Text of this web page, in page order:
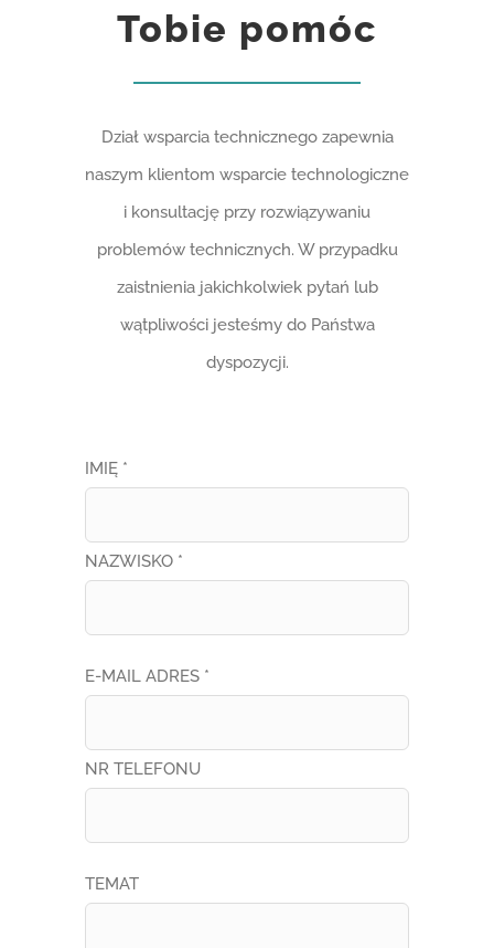
Tobie pomóc
Dział wsparcia technicznego zapewnia
naszym klientom wsparcie technologiczne
i konsultację przy rozwiązywaniu
problemów technicznych. W przypadku
zaistnienia jakichkolwiek pytań lub
wątpliwości jesteśmy do Państwa
dyspozycji.
IMIĘ *
NAZWISKO *
E-MAIL ADRES *
NR TELEFONU
TEMAT